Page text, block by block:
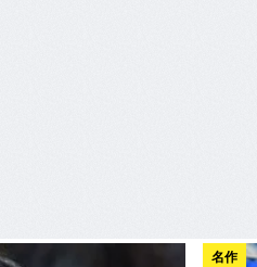
名作